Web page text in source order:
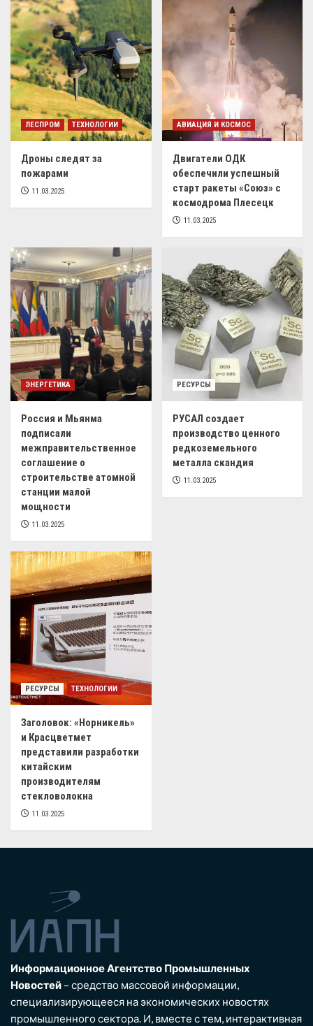
ЛЕСПРОМ ТЕХНОЛОГИИ
Дроны следят за
пожарами
11.03.2025
АВИАЦИЯ И КОСМОС
Двигатели ОДК
обеспечили успешный
старт ракеты «Союз» с
космодрома Плесецк
11.03.2025
ЭНЕРГЕТИКА
Россия и Мьянма
подписали
межправительственное
соглашение о
строительстве атомной
станции малой
мощности
11.03.2025
РЕСУРСЫ
РУСАЛ создает
производство ценного
редкоземельного
металла скандия
11.03.2025
РЕСУРСЫ ТЕХНОЛОГИИ
Заголовок: «Норникель»
и Красцветмет
представили разработки
китайским
производителям
стекловолокна
11.03.2025
Информационное Агентство Промышленных
Новостей – средство массовой информации,
специализирующееся на экономических новостях
промышленного сектора. И, вместе с тем, интерактивная